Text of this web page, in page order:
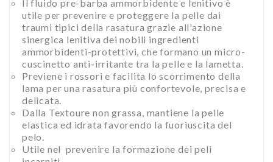
Il fluido pre-barba ammorbidente e lenitivo è
utile per prevenire e proteggere la pelle dai
traumi tipici della rasatura grazie all'azione
sinergica lenitiva dei nobili ingredienti
ammorbidenti-protettivi, che formano un micro-
cuscinetto anti-irritante tra la pelle e la lametta.
Previene i rossori e facilita lo scorrimento della
lama per una rasatura più confortevole, precisa e
delicata.
Dalla Textoure non grassa, mantiene la pelle
elastica ed idrata favorendo la fuoriuscita del
pelo.
Utile nel prevenire la formazione dei peli